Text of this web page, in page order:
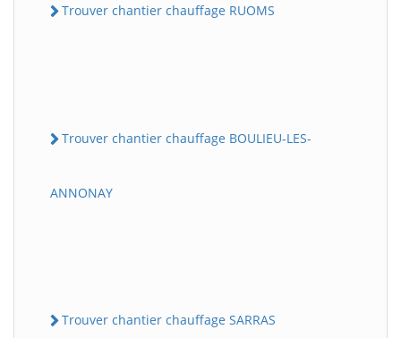
Trouver chantier chauffage RUOMS
Trouver chantier chauffage BOULIEU-LES-
ANNONAY
Trouver chantier chauffage SARRAS